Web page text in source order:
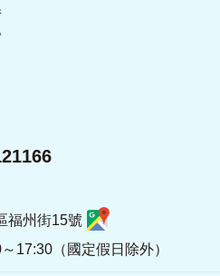
福州街15號
17:30（國定假日除外）